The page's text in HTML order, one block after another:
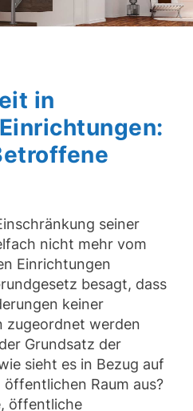
in
seiner
nicht mehr vom
Einrichtungen
besagt, dass
keiner
zugeordnet werden
Grundsatz der
sieht es in Bezug auf
Raum aus?
öffentliche